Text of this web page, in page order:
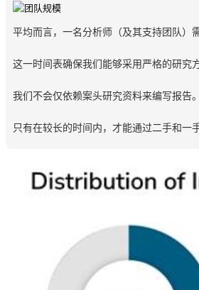
平均而言，一名分析师（及其支持团队）
这一时间表确保我们能够采用严格的研究
我们不会仅依赖案头研究资料来编写报告
只有在较长的时间内，才能通过二手和一